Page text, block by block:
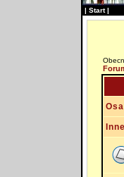
| Start|
Inne